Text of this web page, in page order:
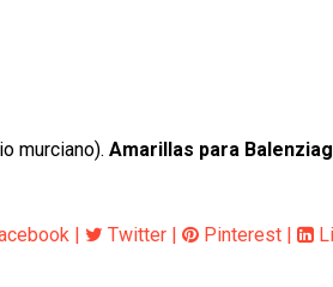
murciano). Amarillas para
Twitter Pinterest